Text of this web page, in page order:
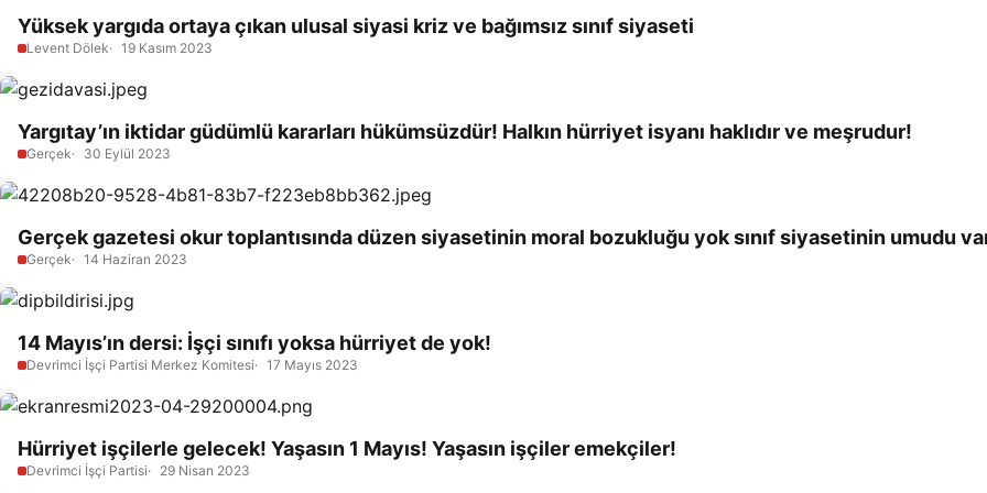
Yüksek yargıda ortaya çıkan ulusal siyasi kriz ve bağımsız sınıf siyaseti
Levent Dölek 19 Kasım 2023
Yargıtay’ın iktidar güdümlü kararları hükümsüzdür! Halkın hürriyet isyanı haklıdır ve meşrudur!
Gerçek 30 Eylül 2023
Gerçek gazetesi okur toplantısında düzen siyasetinin moral bozukluğu yok sınıf siyasetinin umudu
Gerçek 14 Haziran 2023
14 Mayıs’ın dersi: İşçi sınıfı yoksa hürriyet de yok!
Devrimci İşçi Partisi Merkez Komitesi 17 Mayıs 2023
Hürriyet işçilerle gelecek! Yaşasın 1 Mayıs! Yaşasın işçiler emekçiler!
Devrimci İşçi Partisi 29 Nisan 2023